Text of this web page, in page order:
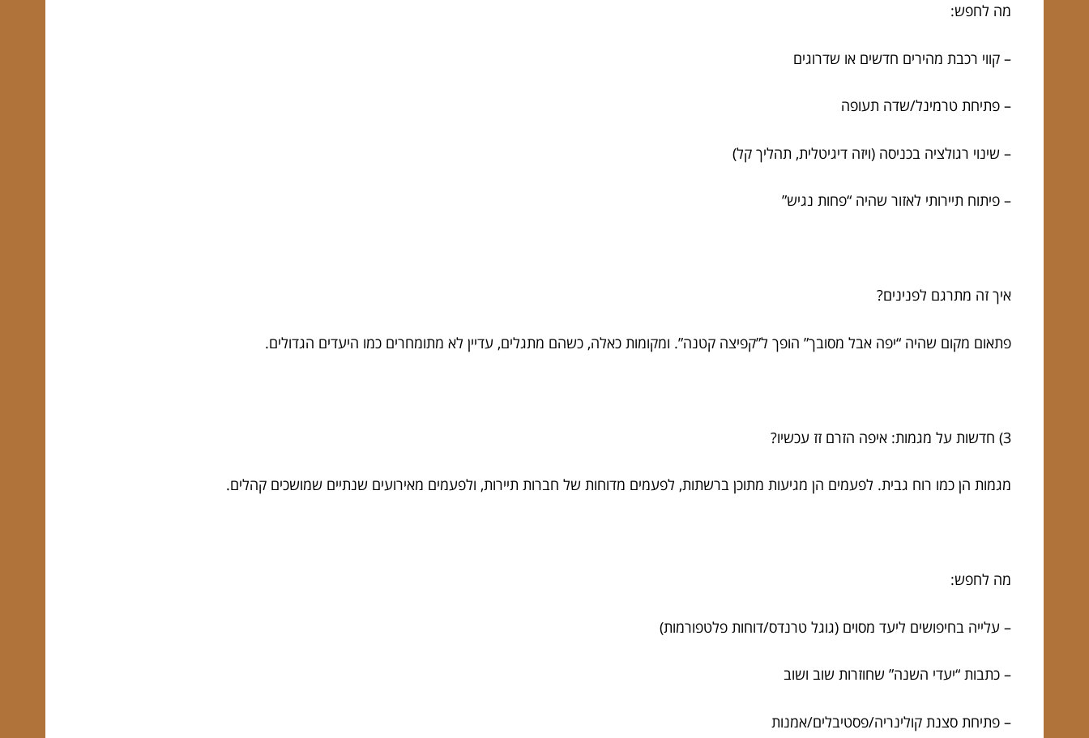
מה לחפש:
– קווי רכבת מהירים חדשים או שדרוגים
– פתיחת טרמינל/שדה תעופה
– שינוי רגולציה בכניסה (ויזה דיגיטלית, תהליך קל)
– פיתוח תיירותי לאזור שהיה “פחות נגיש”
איך זה מתרגם לפנינים?
פתאום מקום שהיה “יפה אבל מסובך” הופך ל”קפיצה קטנה”. ומקומות כאלה, כשהם מתגלים, עדיין לא מתומחרים כמו היעדים הגדולים.
3) חדשות על מגמות: איפה הזרם זז עכשיו?
מגמות הן כמו רוח גבית. לפעמים הן מגיעות מתוכן ברשתות, לפעמים מדוחות של חברות תיירות, ולפעמים מאירועים שנתיים שמושכים קהלים.
מה לחפש:
– עלייה בחיפושים ליעד מסוים (גוגל טרנדס/דוחות פלטפורמות)
– כתבות “יעדי השנה” שחוזרות שוב ושוב
– פתיחת סצנת קולינריה/פסטיבלים/אמנות